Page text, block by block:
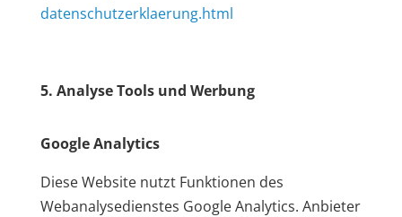
datenschutzerklaerung.html
5. Analyse Tools und Werbung
Google Analytics
Diese Website nutzt Funktionen des
Webanalysedienstes Google Analytics. Anbieter